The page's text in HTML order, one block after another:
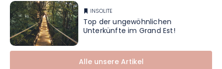
INSOLITE
Top der ungewöhnlichen
Unterkünfte im Grand Est!
Alle unsere Artikel